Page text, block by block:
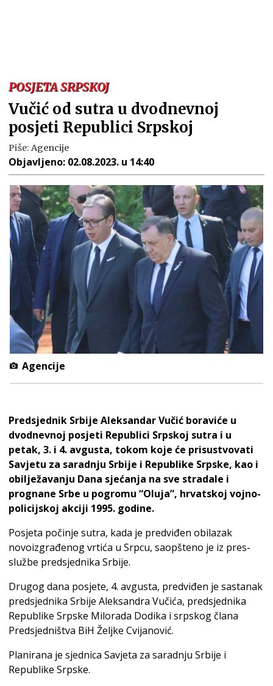
POSJETA SRPSKOJ
Vučić od sutra u dvodnevnoj
posjeti Republici Srpskoj
Piše: Agencije
Objavljeno: 02.08.2023. u 14:40
Agencije
Predsjednik Srbije Aleksandar Vučić boraviće u
dvodnevnoj posjeti Republici Srpskoj sutra i u
petak, 3. i 4. avgusta, tokom koje će prisustvovati
Savjetu za saradnju Srbije i Republike Srpske, kao i
obilježavanju Dana sjećanja na sve stradale i
prognane Srbe u pogromu “Oluja”, hrvatskoj vojno-
policijskoj akciji 1995. godine.
Posjeta počinje sutra, kada je predviđen obilazak
novoizgrađenog vrtića u Srpcu, saopšteno je iz pres-
službe predsjednika Srbije.
Drugog dana posjete, 4. avgusta, predviđen je sastanak
predsjednika Srbije Aleksandra Vučića, predsjednika
Republike Srpske Milorada Dodika i srpskog člana
Predsjedništva BiH Željke Cvijanović.
Planirana je sjednica Savjeta za saradnju Srbije i
Republike Srpske.